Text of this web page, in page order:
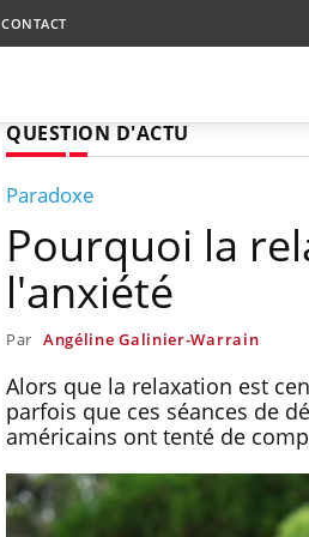
CONTACT
QUESTION D'ACTU
Paradoxe
Pourquoi la
l'anxiété
Par Angéline Galinier-Warrain
Alors que la relaxation est
parfois que ces séances de
américains ont tenté de